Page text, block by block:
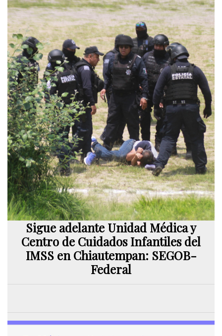
Sigue adelante Unidad Médica y
Centro de Cuidados Infantiles del
IMSS en Chiautempan: SEGOB-
Federal